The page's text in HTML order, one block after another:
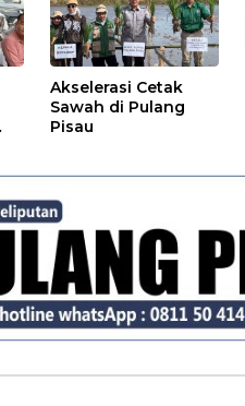
Akselerasi Cetak
Sawah di Pulang
Pisau